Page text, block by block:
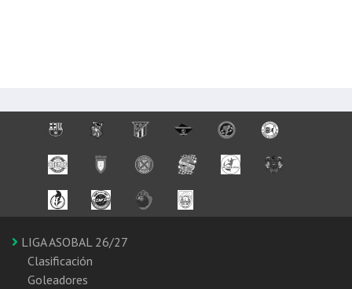
LIGA ASOBAL 26/27
Clasificación
Goleadores